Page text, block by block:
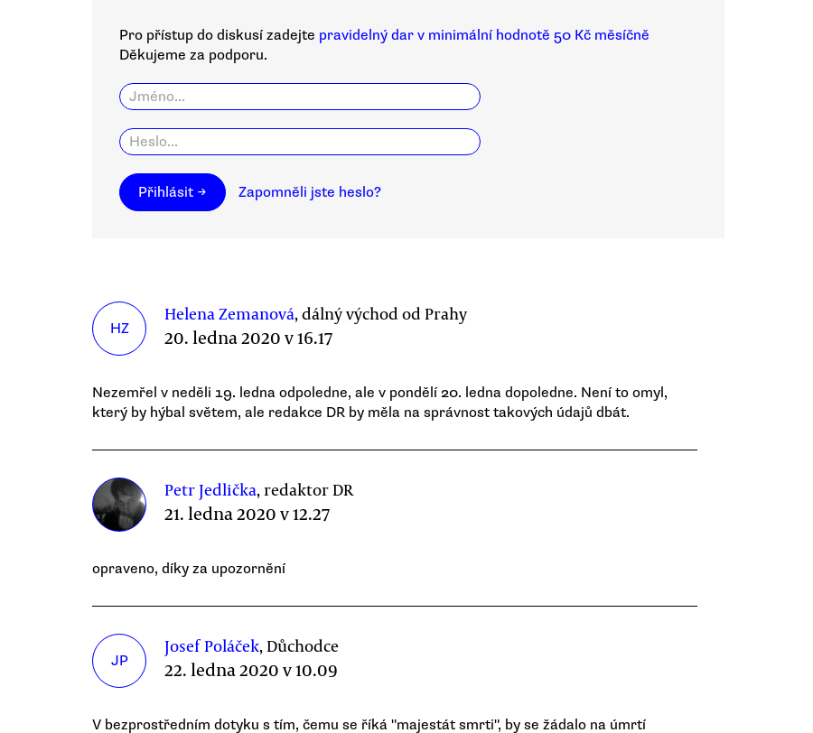
Pro přístup do diskusí zadejte pravidelný dar v minimální hodnotě 50 Kč měsíčně
Děkujeme za podporu.
Přihlásit → Zapomněli jste heslo?
HZ
Helena Zemanová, dálný východ od Prahy
20. ledna 2020 v 16.17
Nezemřel v neděli 19. ledna odpoledne, ale v pondělí 20. ledna dopoledne. Není to omyl,
který by hýbal světem, ale redakce DR by měla na správnost takových údajů dbát.
Petr Jedlička, redaktor DR
21. ledna 2020 v 12.27
opraveno, díky za upozornění
JP
Josef Poláček, Důchodce
22. ledna 2020 v 10.09
V bezprostředním dotyku s tím, čemu se říká "majestát smrti", by se žádalo na úmrtí